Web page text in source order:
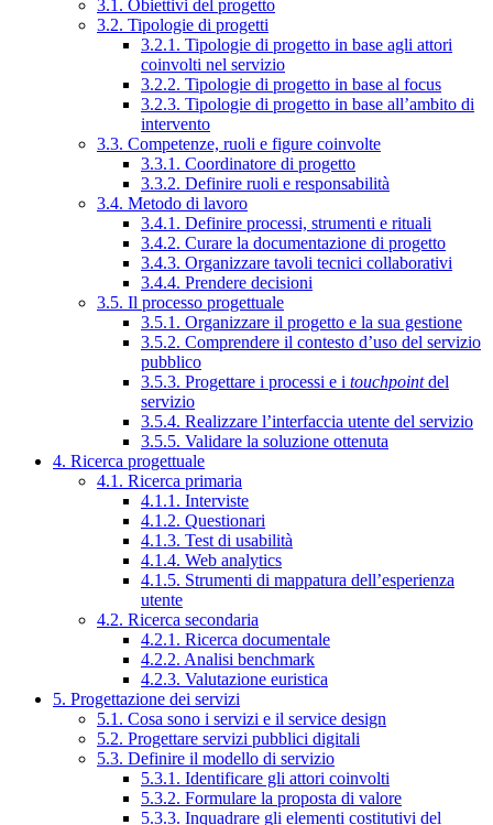
3.1. Obiettivi del progetto
3.2. Tipologie di progetti
3.2.1. Tipologie di progetto in base agli attori
coinvolti nel servizio
3.2.2. Tipologie di progetto in base al focus
3.2.3. Tipologie di progetto in base all’ambito di
intervento
3.3. Competenze, ruoli e figure coinvolte
3.3.1. Coordinatore di progetto
3.3.2. Definire ruoli e responsabilità
3.4. Metodo di lavoro
3.4.1. Definire processi, strumenti e rituali
3.4.2. Curare la documentazione di progetto
3.4.3. Organizzare tavoli tecnici collaborativi
3.4.4. Prendere decisioni
3.5. Il processo progettuale
3.5.1. Organizzare il progetto e la sua gestione
3.5.2. Comprendere il contesto d’uso del servizio
pubblico
3.5.3. Progettare i processi e i touchpointdel
servizio
3.5.4. Realizzare l’interfaccia utente del servizio
3.5.5. Validare la soluzione ottenuta
4. Ricerca progettuale
4.1. Ricerca primaria
4.1.1. Interviste
4.1.2. Questionari
4.1.3. Test di usabilità
4.1.4. Web analytics
4.1.5. Strumenti di mappatura dell’esperienza
utente
4.2. Ricerca secondaria
4.2.1. Ricerca documentale
4.2.2. Analisi benchmark
4.2.3. Valutazione euristica
5. Progettazione dei servizi
5.1. Cosa sono i servizi e il service design
5.2. Progettare servizi pubblici digitali
5.3. Definire il modello di servizio
5.3.1. Identificare gli attori coinvolti
5.3.2. Formulare la proposta di valore
5.3.3. Inquadrare gli elementi costitutivi del